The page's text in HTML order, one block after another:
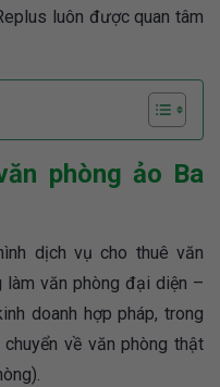
luôn được quan tâm
phòng ảo Ba
dịch vụ cho thuê văn
làm văn phòng đại diện –
doanh hợp pháp, trong
về văn phòng thật